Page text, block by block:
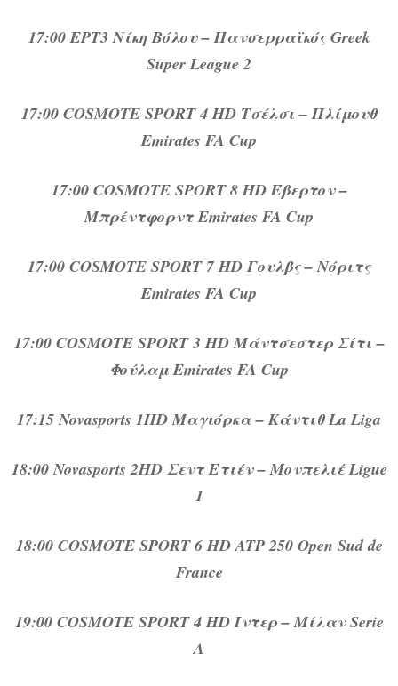
17:00 ΕΡΤ3 Νίκη Βόλου – Πανσερραϊκός Greek
Super League 2
17:00 COSMOTE SPORT 4 HD Τσέλσι – Πλίμουθ
Emirates FA Cup
17:00 COSMOTE SPORT 8 HD Έβερτον –
Μπρέντφορντ Emirates FA Cup
17:00 COSMOTE SPORT 7 HD Γουλβς – Νόριτς
Emirates FA Cup
17:00 COSMOTE SPORT 3 HD Μάντσεστερ Σίτι –
Φούλαμ Emirates FA Cup
17:15 Novasports 1HD Μαγιόρκα – Κάντιθ La Liga
18:00 Novasports 2HD Σεντ Ετιέν – Μονπελιέ Ligue
1
18:00 COSMOTE SPORT 6 HD ATP 250 Open Sud de
France
19:00 COSMOTE SPORT 4 HD Ίντερ – Μίλαν Serie
A